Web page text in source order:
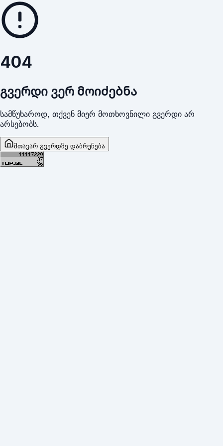
404
გვერდი ვერ მოიძებნა
სამწუხაროდ, თქვენ მიერ მოთხოვნილი გვერდი არ
არსებობს.
მთავარ გვერდზე დაბრუნება